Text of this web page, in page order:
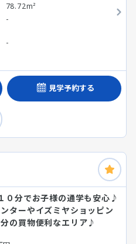
78.72m²
-
-
見学予約する
０分でお子様の通学も安心♪
ターやイズミヤショッピン
の買物便利なエリア♪